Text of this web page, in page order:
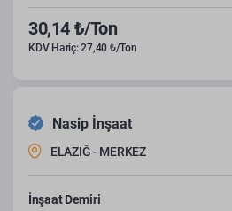
30,14 ₺/Ton
KDV Hariç: 27,40 ₺/Ton
Nasip İnşaat
ELAZIĞ - MERKEZ
İnşaat Demiri